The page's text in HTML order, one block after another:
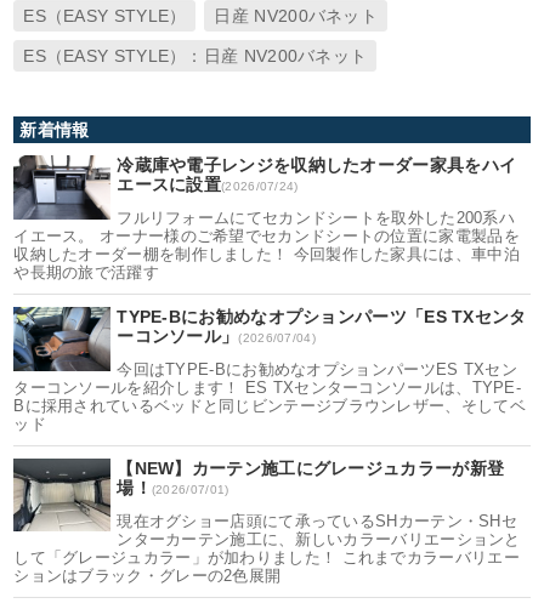
ES（EASY STYLE） 日産 NV200バネット
ES（EASY STYLE）：日産 NV200バネット
新着情報
冷蔵庫や電子レンジを収納したオーダー家具をハイ
エースに設置(2026/07/24)
フルリフォームにてセカンドシートを取外した200系ハ
イエース。 オーナー様のご希望でセカンドシートの位置に家電製品を
収納したオーダー棚を制作しました！ 今回製作した家具には、車中泊
や長期の旅で活躍す
TYPE-Bにお勧めなオプションパーツ「ES TXセンタ
ーコンソール」(2026/07/04)
今回はTYPE-Bにお勧めなオプションパーツES TXセン
ターコンソールを紹介します！ ES TXセンターコンソールは、TYPE-
Bに採用されているベッドと同じビンテージブラウンレザー、そしてベ
ッド
【NEW】カーテン施工にグレージュカラーが新登
場！ (2026/07/01)
現在オグショー店頭にて承っているSHカーテン・SHセ
ンターカーテン施工に、新しいカラーバリエーションと
して「グレージュカラー」が加わりました！ これまでカラーバリエー
ションはブラック・グレーの2色展開